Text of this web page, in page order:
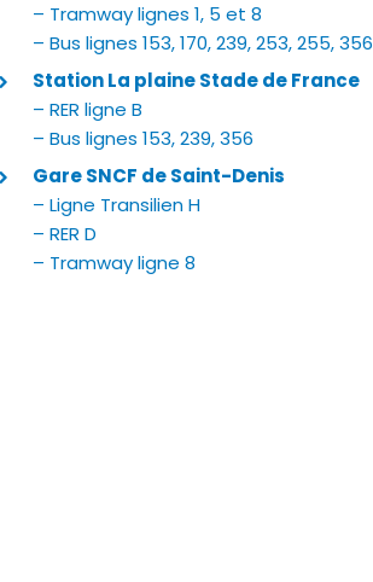
– Tramway lignes 1, 5 et 8
– Bus lignes 153, 170, 239, 253, 255, 356
Station La plaine Stade de France
– RER ligne B
– Bus lignes 153, 239, 356
Gare SNCF de Saint-Denis
– Ligne Transilien H
– RER D
– Tramway ligne 8